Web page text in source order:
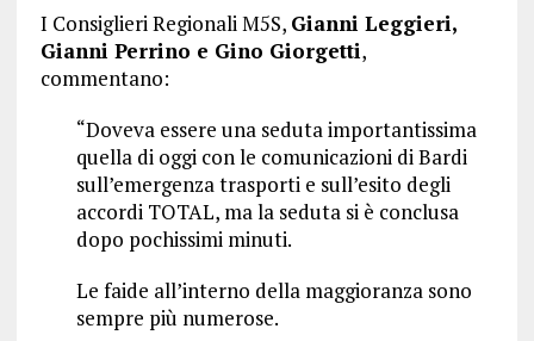
I Consiglieri Regionali M5S, Gianni Leggieri,
Gianni Perrino e Gino Giorgetti,
commentano:
“Doveva essere una seduta importantissima
quella di oggi con le comunicazioni di Bardi
sull’emergenza trasporti e sull’esito degli
accordi TOTAL, ma la seduta si è conclusa
dopo pochissimi minuti.
Le faide all’interno della maggioranza sono
sempre più numerose.